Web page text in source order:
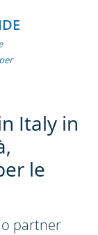
Italy in
le
partner